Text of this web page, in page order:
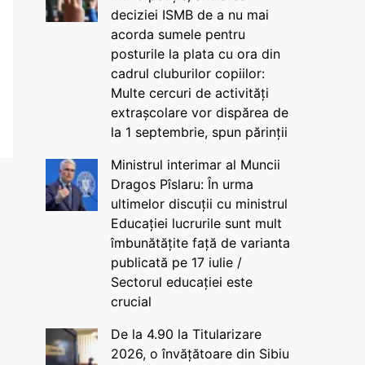
deciziei ISMB de a nu mai
acorda sumele pentru
posturile la plata cu ora din
cadrul cluburilor copiilor:
Multe cercuri de activități
extrașcolare vor dispărea de
la 1 septembrie, spun părinții
Ministrul interimar al Muncii
Dragos Pîslaru: În urma
ultimelor discuții cu ministrul
Educației lucrurile sunt mult
îmbunătățite față de varianta
publicată pe 17 iulie /
Sectorul educației este
crucial
De la 4.90 la Titularizare
2026, o învățătoare din Sibiu